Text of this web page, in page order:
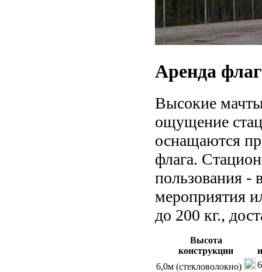
Аренда
Высокие
ощущение
оснащаются
флага.
пользования -
мероприятия
до 200 кг.,
Высота
конcтрукции
6,0м (стекловолокно)